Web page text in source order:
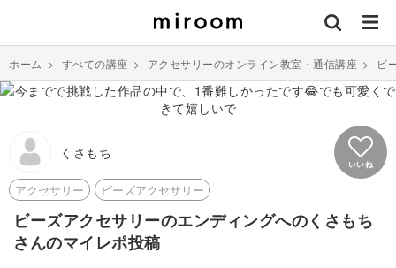
ホーム > すべての講座 > アクセサリーのオンライン教室・通信講座 > ビ
くさもち
いいね
アクセサリー ビーズアクセサリー
ビーズアクセサリーのエンディングへのくさもち
さんのマイレポ投稿